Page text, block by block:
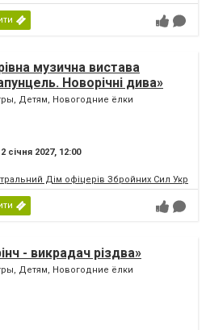
музична вистава
Новорічні дива»
Детям, Новогодние ёлки
2 січня 2027, 12:00
Дім офіцерів Збройних Сил
- викрадач різдва»
Детям, Новогодние ёлки